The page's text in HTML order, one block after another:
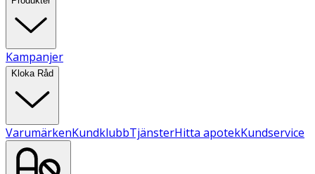
Kampanjer
Kloka Råd
VarumärkenKundklubbTjänsterHitta apotekKundservice